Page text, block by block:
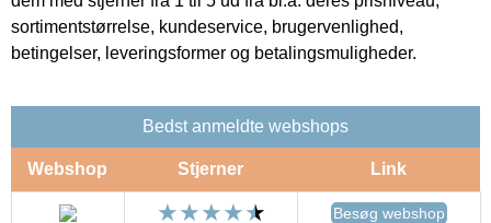
sortimentstørrelse, kundeservice, brugervenlighed,
betingelser, leveringsformer og betalingsmuligheder.
Bedst anmeldte webshops
Webshop Stjerner Link
Besøg webshop